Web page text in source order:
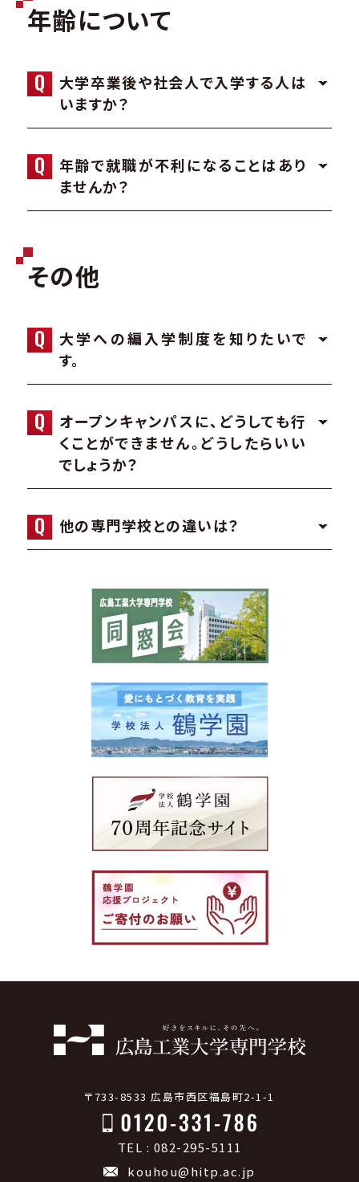
年齢について
大学卒業後や社会人で入学する人は
いますか？
年齢で就職が不利になることはあり
ませんか？
その他
大学への編入学制度を知りたいで
す。
オープンキャンパスに、どうしても行
くことができません。どうしたらいい
でしょうか？
他の専門学校との違いは？
〒733-8533 広島市西区福島町2-1-1
TEL : 082-295-5111
kouhou@hitp.ac.jp